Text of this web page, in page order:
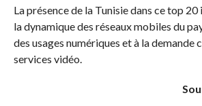
La présence de la Tunisie dans ce top
la dynamique des réseaux mobiles du
des usages numériques et à la demande
services vidéo.